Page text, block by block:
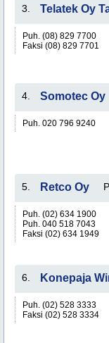
3. Telatek Oy
Puh. (08) 829 7700
Faksi (08) 829 7701
4. Somotec Oy
Puh. 020 796 9240
5. Retco Oy
Puh. (02) 634 1900
Puh. 040 518 7043
Faksi (02) 634 1949
6. Konepaja
Puh. (02) 528 3333
Faksi (02) 528 3334